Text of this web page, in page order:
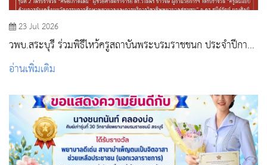
23 Jul 2026
วพบ.สระบุรี ร่วมพิธีไหว้ครูสถาบันพระบรมราชชนก ประจำปีการ
ศึกษา 2569 และรับโล่ประกาศเกียรติคุณ
อ่านเพิ่มเติม